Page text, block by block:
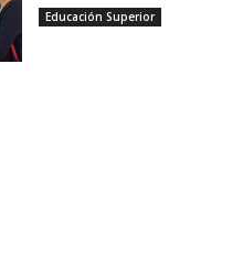
Educación Superior